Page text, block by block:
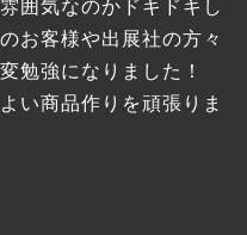
囲気なのかドキドキし
お客様や出展社の方々
勉強になりました！
い商品作りを頑張りま